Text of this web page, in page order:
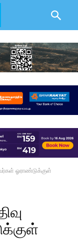
ஓராண்டுக்குள்